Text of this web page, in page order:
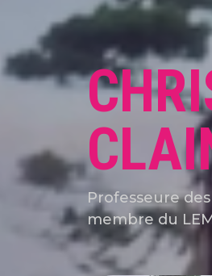
Professeure
membre du